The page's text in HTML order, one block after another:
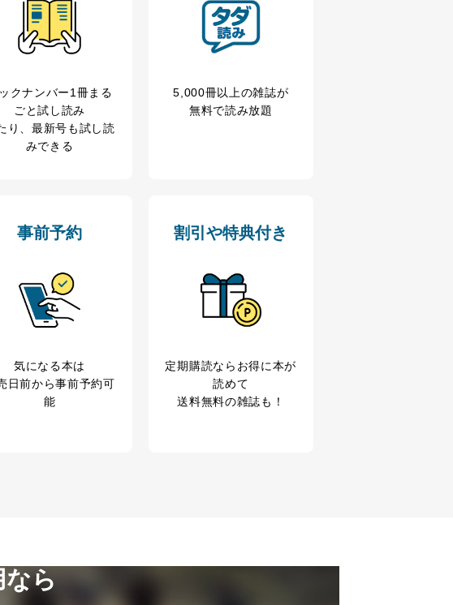
情報を取得・アクセス・利用・提供・管理
キャンペーン等の広告の案内のため
告のため
オペレーター教育など応対品質向上のため
確認のため
イトのサービス内容のご案内のため
オペレーター教育など応対品質向上のため
等にて公表する利用目的達成のため
クナンバー1冊まる
ごと試し読み
り、最新号も試し読
みできる
5,000冊以上の雑誌が
無料で読み放題
事前予約
気になる本は
日前から事前予約可
能
割引や特典付き
定期購読なら お得に本が
読めて
送料無料の雑誌も！
なら